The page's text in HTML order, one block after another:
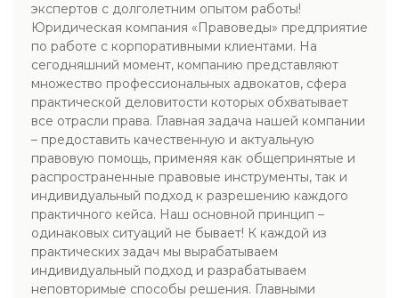
экспертов с долголетним опытом работы!
Юридическая компания «Правоведы» предприятие
по работе с корпоративными клиентами. На
сегодняшний момент, компанию представляют
множество профессиональных адвокатов, сфера
практической деловитости которых обхватывает
все отрасли права. Главная задача нашей компании
– предоставить качественную и актуальную
правовую помощь, применяя как общепринятые и
распространенные правовые инструменты, так и
индивидуальный подход к разрешению каждого
практичного кейса. Наш основной принцип –
одинаковых ситуаций не бывает! К каждой из
практических задач мы вырабатываем
индивидуальный подход и разрабатываем
неповторимые способы решения. Главными